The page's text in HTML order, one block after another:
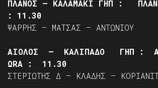
ΠΛΑΝΟΣ – ΚΑΛΑΜΑΚΙ ΓΗΠ :
: 11.30
ΨΑΡΡΗΣ – ΜΑΤΣΑΣ – ΑΝΤΩΝΙΟΥ
ΑΙΟΛΟΣ – ΚΑΛΙΠΑΔΟ ΓΗΠ :
ΩRA : 11.30
ΣΤΕΡΙΩΤΗΣ Δ – ΚΛΑΔΗΣ –